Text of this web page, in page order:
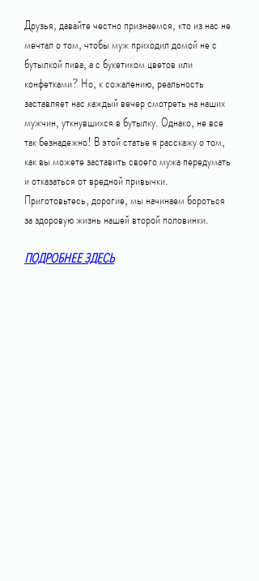
Друзья, давайте честно признаемся, кто из нас не
мечтал о том, чтобы муж приходил домой не с
бутылкой пива, а с букетиком цветов или
конфетками? Но, к сожалению, реальность
заставляет нас каждый вечер смотреть на наших
мужчин, уткнувшихся в бутылку. Однако, не все
так безнадежно! В этой статье я расскажу о том,
как вы можете заставить своего мужа передумать
и отказаться от вредной привычки.
Приготовьтесь, дорогие, мы начинаем бороться
за здоровую жизнь нашей второй половинки.
ПОДРОБНЕЕ ЗДЕСЬ